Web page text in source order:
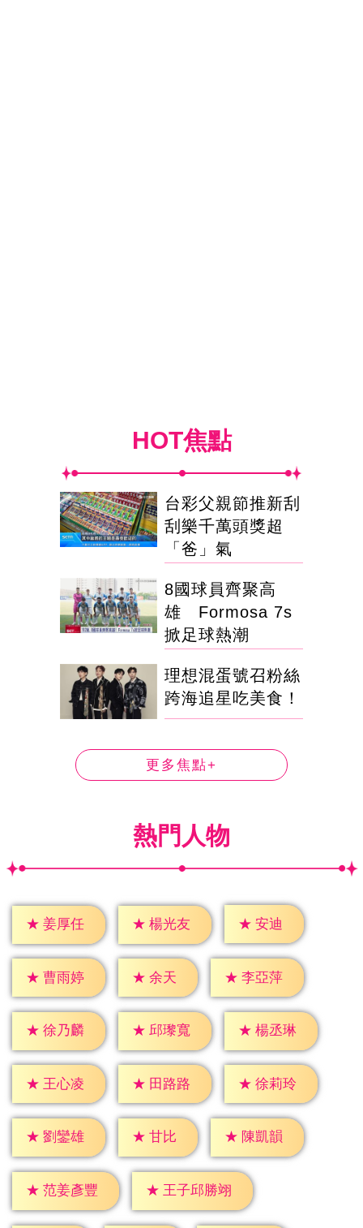
HOT焦點
台彩父親節推新刮
刮樂千萬頭獎超
「爸」氣
8國球員齊聚高
雄 Formosa 7s
掀足球熱潮
理想混蛋號召粉絲
跨海追星吃美食！
更多焦點+
熱門人物
★ 姜厚任 ★ 楊光友 ★ 安迪
★ 曹雨婷 ★ 余天 ★ 李亞萍
★ 徐乃麟 ★ 邱瓈寬 ★ 楊丞琳
★ 王心凌 ★ 田路路 ★ 徐莉玲
★ 劉鑾雄 ★ 甘比 ★ 陳凱韻
★ 范姜彥豐 ★ 王子邱勝翊